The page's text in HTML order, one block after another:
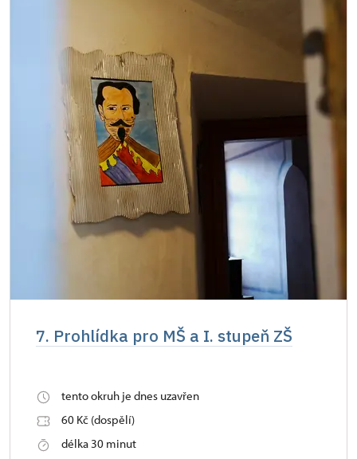
7. Prohlídka pro MŠ a I. stupeň ZŠ
tento okruh je dnes uzavřen
60 Kč (dospělí)
délka 30 minut